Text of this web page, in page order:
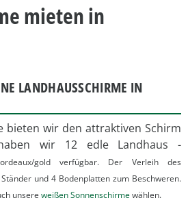
mieten in
LANDHAUSSCHIRME IN
bieten wir den attraktiven Schirm
wir 12 edle Landhaus -
gold verfügbar. Der Verleih des
und 4 Bodenplatten zum Beschweren.
unsere weißen Sonnenschirmewählen.